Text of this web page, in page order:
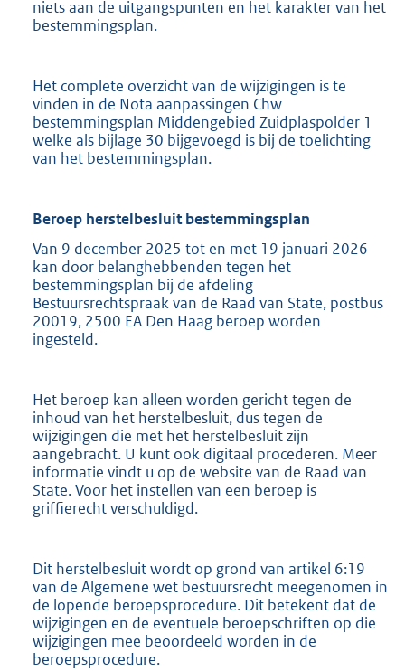
niets aan de uitgangspunten en het karakter van het
bestemmingsplan.
Het complete overzicht van de wijzigingen is te
vinden in de Nota aanpassingen Chw
bestemmingsplan Middengebied Zuidplaspolder 1
welke als bijlage 30 bijgevoegd is bij de toelichting
van het bestemmingsplan.
Beroep herstelbesluit bestemmingsplan
Van 9 december 2025 tot en met 19 januari 2026
kan door belanghebbenden tegen het
bestemmingsplan bij de afdeling
Bestuursrechtspraak van de Raad van State, postbus
20019, 2500 EA Den Haag beroep worden
ingesteld.
Het beroep kan alleen worden gericht tegen de
inhoud van het herstelbesluit, dus tegen de
wijzigingen die met het herstelbesluit zijn
aangebracht. U kunt ook digitaal procederen. Meer
informatie vindt u op de website van de Raad van
State. Voor het instellen van een beroep is
griffierecht verschuldigd.
Dit herstelbesluit wordt op grond van artikel 6:19
van de Algemene wet bestuursrecht meegenomen in
de lopende beroepsprocedure. Dit betekent dat de
wijzigingen en de eventuele beroepschriften op die
wijzigingen mee beoordeeld worden in de
beroepsprocedure.